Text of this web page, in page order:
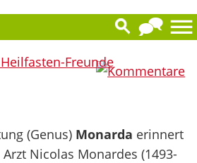
(Genus) Monarda erinnert
Nicolas Monardes (1493-